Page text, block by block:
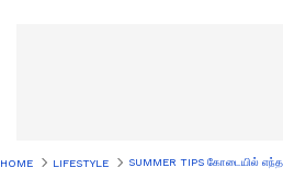
HOME LIFESTYLE SUMMER TIPS கோடையில்